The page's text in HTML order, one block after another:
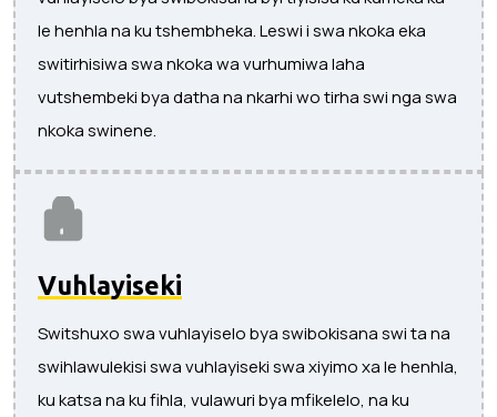
le henhla na ku tshembheka. Leswi i swa nkoka eka
switirhisiwa swa nkoka wa vurhumiwa laha
vutshembeki bya datha na nkarhi wo tirha swi nga swa
nkoka swinene.
Vuhlayiseki
Switshuxo swa vuhlayiselo bya swibokisana swi ta na
swihlawulekisi swa vuhlayiseki swa xiyimo xa le henhla,
ku katsa na ku fihla, vulawuri bya mfikelelo, na ku